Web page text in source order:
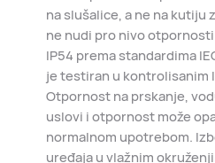
na slušalice, a ne na kutiju
ne nudi pro nivo
IP54 prema standardima
je testiran u kontrolisanim
Otpornost na prskanje,
uslovi i otpornost može
normalnom upotrebom.
uređaja u vlažnim